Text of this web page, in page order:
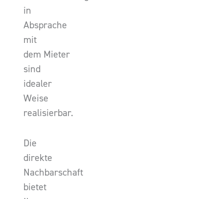
in
Absprache
mit
dem Mieter
sind
idealer
Weise
realisierbar.
Die
direkte
Nachbarschaft
bietet